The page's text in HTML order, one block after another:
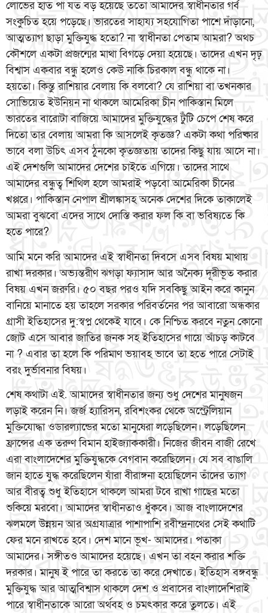
লোভের হাত পা যত বড় হয়েছে ততো আমাদের স্বাধীনতার গর্ব
সংকুচিত হয়ে পড়েছে। ভারতের সাহায্য সহযোগিতা পাশে দাঁড়ানো,
আত্মত্যাগ ছাড়া মুক্তিযুদ্ধ হতো? না স্বাধীনতা পেতাম আমরা? অথচ
কৌশলে একটা প্রজন্মের মাথা বিগড়ে দেয়া হয়েছে। তাদের এখন দৃঢ়
বিশ্বাস একবার বন্ধু হলেও কেউ নাকি চিরকাল বন্ধু থাকে না।
হয়তো। কিন্তু রাশিয়ার বেলায় কি বলবো? যে রাশিয়া বা তখনকার
সোভিয়েত ইউনিয়ন না থাকলে আমেরিকা চীন পাকিস্তান মিলে
ভারতের বারোটা বাজিয়ে আমাদের মুক্তিযুদ্ধের টুঁটি চেপে শেষ করে
দিতো তার বেলায় আমরা কি আসলেই কৃতজ্ঞ? একটা কথা পরিষ্কার
ভাবে বলা উচিৎ এসব ঠুনকো কৃতজ্ঞতায় তাদের কিছু যায় আসে না।
এই দেশগুলি আমাদের দেশের চাইতে এগিয়ে। তাদের সাথে
আমাদের বন্ধুত্ব শিথিল হলে আমরাই পড়বো আমেরিকা চীনের
খপ্পরে। পাকিস্তান নেপাল শ্রীলঙ্কাসহ অনেক দেশের দিকে তাকালেই
আমরা বুঝবো এদের সাথে দোস্তি করার ফল কি বা ভবিষ্যতে কি
হতে পারে?
আমি মনে করি আমাদের এই স্বাধীনতা দিবসে এসব বিষয় মাথায়
রাখা দরকার। অভ্যন্তরীণ ঝগড়া ফ্যাসাদ আর অনৈক্য দূরীভূত করার
বিষয় এখন জরুরি। ৫০ বছর পরও যদি সবকিছু আইন করে কানুন
বানিয়ে মানাতে হয় তাহলে সরকার পরিবর্তনের পর আবারো অন্ধকার
গ্রাসী ইতিহাসের দু:স্বপ্ন থেকেই যাবে। কে নিশ্চিত করবে নতুন কোনো
জোট এসে আবার জাতির জনক সহ ইতিহাসের গায়ে আঁচড় কাটবে
না ? এবার তা হলে কি পরিমাণ ভয়াবহ ভাবে তা হতে পারে সেটাই
বরং দুর্ভাবনার বিষয়।
শেষ কথাটা এই. আমাদের স্বাধীনতার জন্য শুধু দেশের মানুষজন
লড়াই করেন নি। জর্জ হ্যারিসন, রবিশংকর থেকে অস্ট্রেলিয়ান
মুক্তিযোদ্ধা ওডারল্যান্ডের মতো মানুষেরা লড়েছিলেন। লড়েছিলেন
ফ্রান্সের এক তরুণ বিমান হাইজ্যাককারী। নিজের জীবন বাজী রেখে
এরা বাংলাদেশের মুক্তিযুদ্ধকে বেগবান করেছিলেন। যে সব বাঙালি
জান হাতে যুদ্ধ করেছিলেন যাঁরা বীরাঙ্গনা হয়েছিলেন তাঁদের ত্যাগ
আর বীরত্ব শুধু ইতিহাসে থাকলে আমরা টবে রাখা গাছের মতো
শুকিয়ে মরবো। আমাদের স্বাধীনতাও ধুঁকবে। আজ বাংলাদেশের
ঝলমলে উন্নয়ন আর অগ্রযাত্রার পাশাপাশি রবীন্দ্রনাথের সেই কথাটি
ফের মনে রাখতে হবে। দেশ মানে ভূখ- আমাদের। পতাকা
আমাদের। সঙ্গীতও আমাদের হয়েছে। এখন তা বহন করার শক্তি
দরকার। মানুষ ই পারে তা করতে তা করে দেখাতে। ইতিহাস বঙ্গবন্ধু
মুক্তিযুদ্ধ আর আত্মবিশ্বাস থাকলে দেশ ও প্রবাসের বাংলাদেশিরাই
পারে স্বাধীনতাকে আরো অর্থবহ ও চমৎকার করে তুলতে। এই